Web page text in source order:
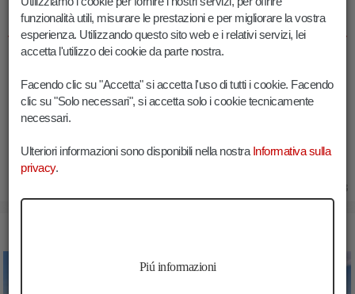
CASERILL
Durata:
01:45 h
Guadagno altitudine:
250 m
Min. elevazione:
funzionalità utili, misurare le prestazioni e per migliorare la vostra
esperienza. Utilizzando questo sito web e i relativi servizi, lei
accetta l'utilizzo dei cookie da parte nostra.
Facendo clic su "Accetta" si accetta l'uso di tutti i cookie. Facendo
clic su "Solo necessari", si accetta solo i cookie tecnicamente
necessari.
Ulteriori informazioni sono disponibili nella nostra Informativa sulla
privacy.
Piú informazioni